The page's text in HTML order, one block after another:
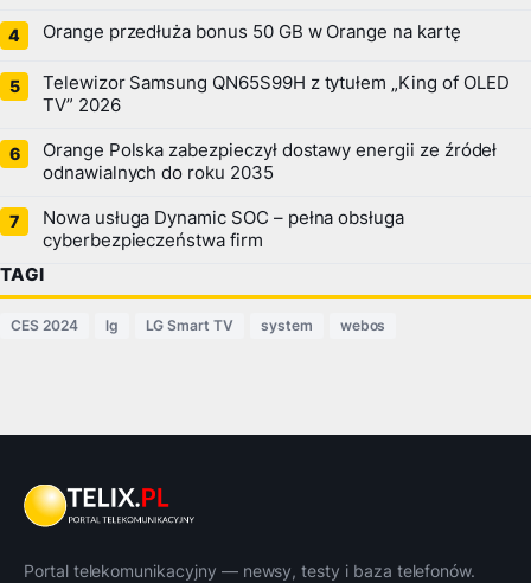
Orange przedłuża bonus 50 GB w Orange na kartę
Telewizor Samsung QN65S99H z tytułem „King of OLED
TV” 2026
Orange Polska zabezpieczył dostawy energii ze źródeł
odnawialnych do roku 2035
Nowa usługa Dynamic SOC – pełna obsługa
cyberbezpieczeństwa firm
TAGI
CES 2024 lg LG Smart TV system webos
Portal telekomunikacyjny — newsy, testy i baza telefonów.